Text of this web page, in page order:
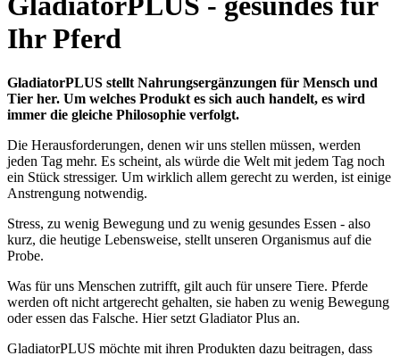
Ihr Pferd
GladiatorPLUS stellt Nahrungsergänzungen für Mensch und
Tier her. Um welches Produkt es sich auch handelt, es wird
immer die gleiche Philosophie verfolgt.
Die Herausforderungen, denen wir uns stellen müssen, werden
jeden Tag mehr. Es scheint, als würde die Welt mit jedem Tag noch
ein Stück stressiger. Um wirklich allem gerecht zu werden, ist einige
Anstrengung notwendig.
Stress, zu wenig Bewegung und zu wenig gesundes Essen - also
kurz, die heutige Lebensweise, stellt unseren Organismus auf die
Probe.
Was für uns Menschen zutrifft, gilt auch für unsere Tiere. Pferde
werden oft nicht artgerecht gehalten, sie haben zu wenig Bewegung
oder essen das Falsche. Hier setzt Gladiator Plus an.
GladiatorPLUS möchte mit ihren Produkten dazu beitragen, dass